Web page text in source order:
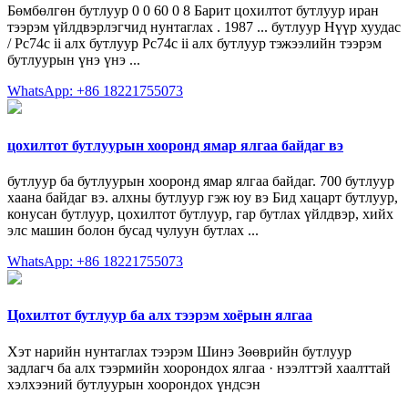
Бөмбөлгөн бутлуур 0 0 60 0 8 Барит цохилтот бутлуур иран
тээрэм үйлдвэрлэгчид нунтаглах . 1987 ... бутлуур Нүүр хуудас
/ Pc74c ii алх бутлуур Pc74c ii алх бутлуур тэжээлийн тээрэм
бутлуурын үнэ үнэ ...
WhatsApp: +86 18221755073
цохилтот бутлуурын хооронд ямар ялгаа байдаг вэ
бутлуур ба бутлуурын хооронд ямар ялгаа байдаг. 700 бутлуур
хаана байдаг вэ. алхны бутлуур гэж юу вэ Бид хацарт бутлуур,
конусан бутлуур, цохилтот бутлуур, гар бутлах үйлдвэр, хийх
элс машин болон бусад чулуун бутлах ...
WhatsApp: +86 18221755073
Цохилтот бутлуур ба алх тээрэм хоёрын ялгаа
Хэт нарийн нунтаглах тээрэм Шинэ Зөөврийн бутлуур
задлагч ба алх тээрмийн хоорондох ялгаа · нээлттэй хаалттай
хэлхээний бутлуурын хоорондох үндсэн